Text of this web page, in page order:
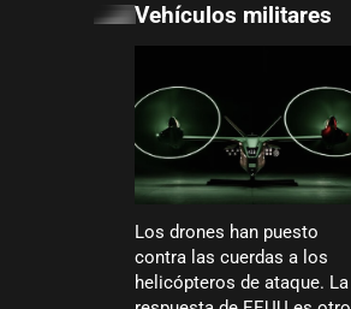
Vehículos militares
Los drones han puesto
contra las cuerdas a los
helicópteros de ataque. La